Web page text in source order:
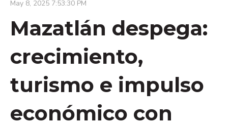
May 8, 2025 7:53:30 PM
Mazatlán despega:
crecimiento,
turismo e impulso
económico con